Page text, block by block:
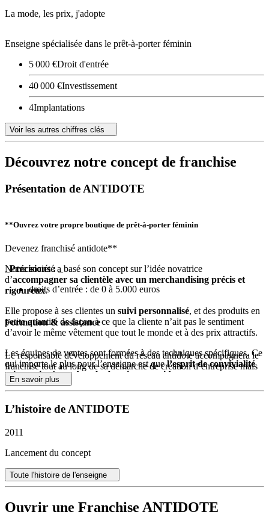
La mode, les prix, j'adopte
Enseigne spécialisée dans le prêt-à-porter féminin
5 000 €Droit d'entrée
40 000 €Investissement
4Implantations
Voir les autres chiffres clés
Découvrez notre concept de franchise
Présentation de ANTIDOTE
**Ouvrez votre propre boutique de prêt-à-porter féminin
Devenez franchisé antidote**
Notre société a basé son concept sur l’idée novatrice
d’accompagner sa clientèle avec un merchandising précis et
rigoureux.
Elle propose à ses clientes un suivi personnalisé, et des produits en
petite quantité de façon à ce que la cliente n’ait pas le sentiment
d’avoir le même vêtement que tout le monde et à des prix attractifs.
Les équipes de ventes sont formées à des techniques spécifiques. Ce
qui importe le plus pour l’enseigne est quel’esprit de convivialité
soit omniprésent dans les boutiques antidote.
antidote est une entreprise de prêt-à-porter féminin
plusieurs points de vente sur la région Auvergne Rhône-Alpes.
collaborateurs afin d’étendre son réseau.
Elle propose un accompagnement et des résultats rapides en termes
de chiffres d’affaires avec des structures en conséquence.
De plus, grâce à la création de son site internet, elle permettra aux
collaborateurs de toucher une plus large clientèle.
Droits d’entrée offerts pour les 3 premiers franchisés : contactez
antidote dès maintenant !
_Précisions :_
droits d’entrée : de 0 à 5.000 euros
Formation & assistance
Le responsable développement du réseau antidote accompagnera le
franchisé tout au long de sa démarche de création d‘entreprise mais
également durant toute la collaboration.
magasins. Cette formation sera le plus possible en adéquation avec
En savoir plus
L’histoire de ANTIDOTE
2011
Lancement du concept
Toute l'histoire de l'enseigne
Ouvrir une Franchise ANTIDOTE